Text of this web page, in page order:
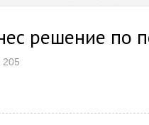
решение по
205